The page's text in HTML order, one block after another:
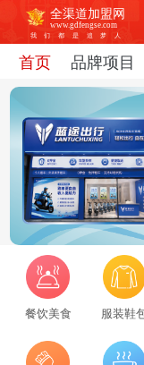
全渠道加盟网
www.gdfengse.com
我
们 都 是 追 梦 人
首页 品牌项目
餐饮美食 服装鞋